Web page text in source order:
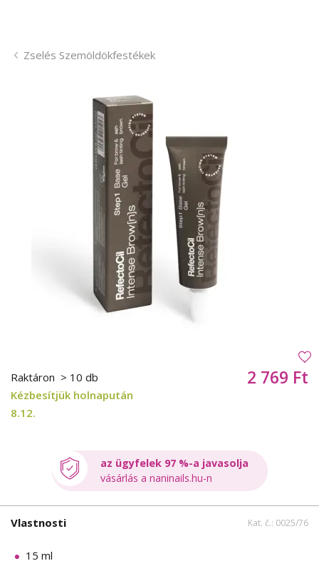
Zselés Szemöldökfestékek
Raktáron > 10 db
Kézbesítjük holnapután
8.12.
2 769 Ft
az ügyfelek 97 %-a javasolja
vásárlás a naninails.hu-n
Vlastnosti Kat. č.: 0025/76
15 ml